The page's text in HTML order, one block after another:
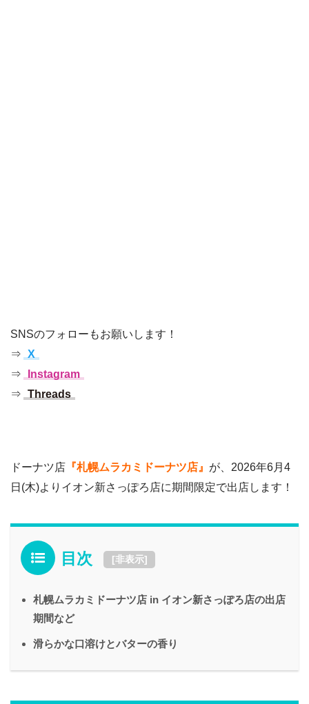
SNSのフォローもお願いします！
⇒ X
⇒
Instagram
⇒ Threads
ドーナツ店 『札幌ムラカミドーナツ店』 が、2026年6月4
日(木)よりイオン新さっぽろ店に期間限定で出店します！
目次 [非表示]
札幌ムラカミドーナツ店 in イオン新さっぽろ店の出店
期間など
滑らかな口溶けとバターの香り